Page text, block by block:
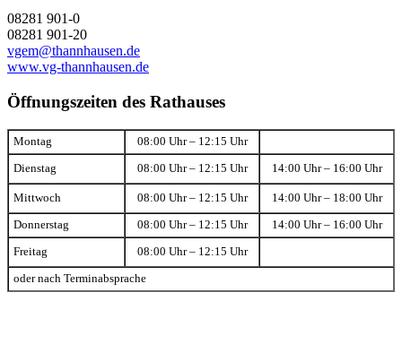
08281 901-0
08281 901-20
vgem@thannhausen.de
www.vg-thannhausen.de
Öffnungszeiten des Rathauses
Montag 08:00 Uhr – 12:15 Uhr
Dienstag 08:00 Uhr – 12:15 Uhr 14:00 Uhr – 16:00 Uhr
Mittwoch 08:00 Uhr – 12:15 Uhr 14:00 Uhr – 18:00 Uhr
Donnerstag 08:00 Uhr – 12:15 Uhr 14:00 Uhr – 16:00 Uhr
Freitag 08:00 Uhr – 12:15 Uhr
oder nach Terminabsprache